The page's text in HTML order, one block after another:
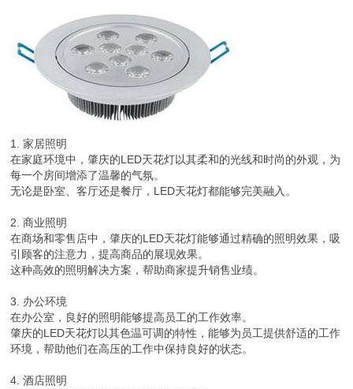
1. 家居照明
在家庭环境中，肇庆的LED天花灯以其柔和的光线和时尚的外观，为
每一个房间增添了温馨的气氛。
无论是卧室、客厅还是餐厅，LED天花灯都能够完美融入。
2. 商业照明
在商场和零售店中，肇庆的LED天花灯能够通过精确的照明效果，吸
引顾客的注意力，提高商品的展现效果。
这种高效的照明解决方案，帮助商家提升销售业绩。
3. 办公环境
在办公室，良好的照明能够提高员工的工作效率。
肇庆的LED天花灯以其色温可调的特性，能够为员工提供舒适的工作
环境，帮助他们在高压的工作中保持良好的状态。
4. 酒店照明